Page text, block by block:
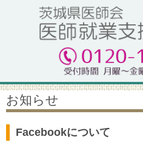
お知らせ
Facebookについて